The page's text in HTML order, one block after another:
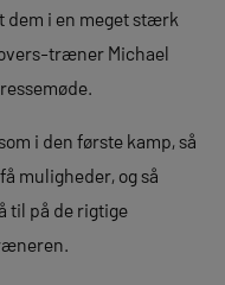
dem i en meget stærk
træner Michael
i den første kamp, så
muligheder, og så
til på de rigtige